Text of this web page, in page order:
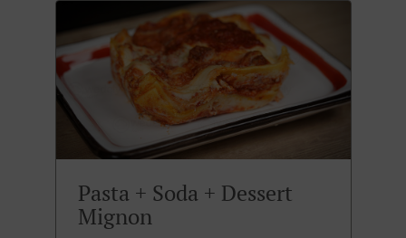
Pasta + Soda + Dessert
Mignon